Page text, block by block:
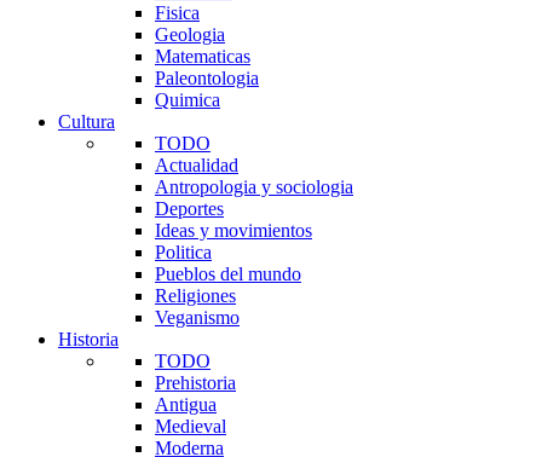
Fisica
Geologia
Matematicas
Paleontologia
Quimica
Cultura
TODO
Actualidad
Antropologia y sociologia
Deportes
Ideas y movimientos
Politica
Pueblos del mundo
Religiones
Veganismo
Historia
TODO
Prehistoria
Antigua
Medieval
Moderna